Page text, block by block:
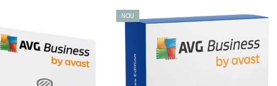
a ajuta la identificarea în timp real chiar și a celor mai noi variante de
NOU